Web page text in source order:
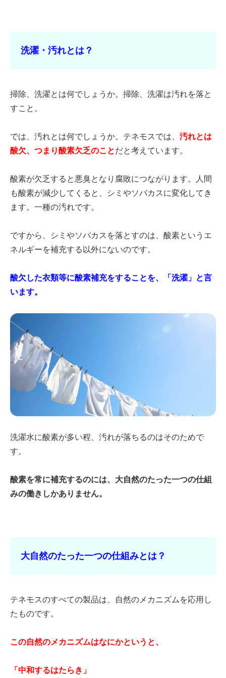
洗濯・汚れとは？
掃除、洗濯とは何でしょうか。掃除、洗濯は汚れを落と
すこと。
では、汚れとは何でしょうか。テネモスでは、 汚れとは
酸欠、つまり酸素欠乏のことだと考えています。
酸素が欠乏すると悪臭となり腐敗につながります。人間
も酸素が減少してくると、シミやソバカスに変化してき
ます。一種の汚れです。
ですから、シミやソバカスを落とすのは、酸素というエ
ネルギーを補充する以外にないのです。
酸欠した衣類等に酸素補充をすることを、「洗濯」と言
います。
洗濯水に酸素が多い程、汚れが落ちるのはそのためで
す。
酸素を常に補充するのには、大自然のたった一つの仕組
みの働きしかありません。
大自然のたった一つの仕組みとは？
テネモスのすべての製品は、自然のメカニズムを応用し
たものです。
この自然のメカニズムはなにかというと、
「中和するはたらき」